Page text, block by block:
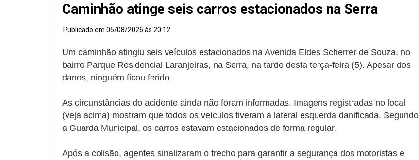
Caminhão atinge seis carros estacionados na Serra
Publicado em 05/08/2026 às 20:12
Um caminhão atingiu seis veículos estacionados na Avenida Eldes Scherrer de Souza, no
bairro Parque Residencial Laranjeiras, na Serra, na tarde desta terça-feira (5). Apesar dos
danos, ninguém ficou ferido.
As circunstâncias do acidente ainda não foram informadas. Imagens registradas no local
(veja acima) mostram que todos os veículos tiveram a lateral esquerda danificada. Segundo
a Guarda Municipal, os carros estavam estacionados de forma regular.
Após a colisão, agentes sinalizaram o trecho para garantir a segurança dos motoristas e